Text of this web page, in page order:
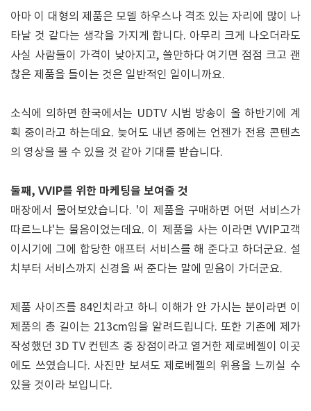
아마 이 대형의 제품은 모델 하우스나 격조 있는 자리에 많이 나
타날 것 같다는 생각을 가지게 합니다. 아무리 크게 나오더라도
사실 사람들이 가격이 낮아지고, 쓸만하다 여기면 점점 크고 괜
찮은 제품을 들이는 것은 일반적인 일이니까요.
소식에 의하면 한국에서는 UDTV 시범 방송이 올 하반기에 계
획 중이라고 하는데요. 늦어도 내년 중에는 언젠가 전용 콘텐츠
의 영상을 볼 수 있을 것 같아 기대를 받습니다.
둘째, VVIP를 위한 마케팅을 보여줄 것
매장에서 물어보았습니다. '이 제품을 구매하면 어떤 서비스가
따르느냐'는 물음이었는데요. 이 제품을 사는 이라면 VVIP고객
이시기에 그에 합당한 애프터 서비스를 해 준다고 하더군요. 설
치부터 서비스까지 신경을 써 준다는 말에 믿음이 가더군요.
제품 사이즈를 84인치라고 하니 이해가 안 가시는 분이라면 이
제품의 총 길이는 213cm임을 알려드립니다. 또한 기존에 제가
작성했던 3D TV 컨텐츠 중 장점이라고 열거한 제로베젤이 이곳
에도 쓰였습니다. 사진만 보셔도 제로베젤의 위용을 느끼실 수
있을 것이라 보입니다.